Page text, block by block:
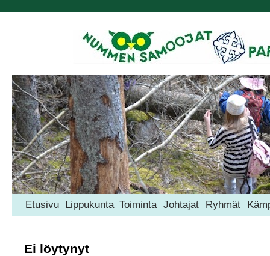
Etusivu Lippukunta Toiminta Johtajat Ryhmät
Ei löytynyt